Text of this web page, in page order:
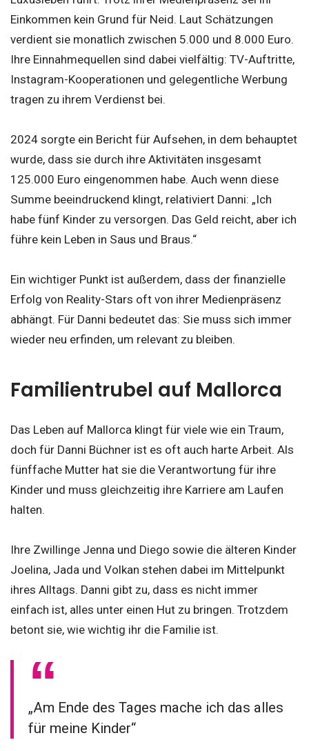
Einkommen kein Grund für Neid. Laut Schätzungen
verdient sie monatlich zwischen 5.000 und 8.000 Euro.
Ihre Einnahmequellen sind dabei vielfältig: TV-Auftritte,
Instagram-Kooperationen und gelegentliche Werbung
tragen zu ihrem Verdienst bei.
2024 sorgte ein Bericht für Aufsehen, in dem behauptet
wurde, dass sie durch ihre Aktivitäten insgesamt
125.000 Euro eingenommen habe. Auch wenn diese
Summe beeindruckend klingt, relativiert Danni: „Ich
habe fünf Kinder zu versorgen. Das Geld reicht, aber ich
führe kein Leben in Saus und Braus.“
Ein wichtiger Punkt ist außerdem, dass der finanzielle
Erfolg von Reality-Stars oft von ihrer Medienpräsenz
abhängt. Für Danni bedeutet das: Sie muss sich immer
wieder neu erfinden, um relevant zu bleiben.
Familientrubel auf Mallorca
Das Leben auf Mallorca klingt für viele wie ein Traum,
doch für Danni Büchner ist es oft auch harte Arbeit. Als
fünffache Mutter hat sie die Verantwortung für ihre
Kinder und muss gleichzeitig ihre Karriere am Laufen
halten.
Ihre Zwillinge Jenna und Diego sowie die älteren Kinder
Joelina, Jada und Volkan stehen dabei im Mittelpunkt
ihres Alltags. Danni gibt zu, dass es nicht immer
einfach ist, alles unter einen Hut zu bringen. Trotzdem
betont sie, wie wichtig ihr die Familie ist.
„Am Ende des Tages mache ich das alles
für meine Kinder“